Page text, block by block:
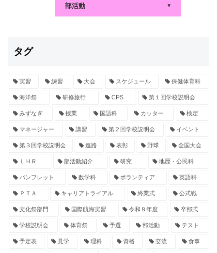
部活動 ▼
タグ
実習 練習 大会 スケジュール 保健体育科
海洋祭 研修旅行 CPS 第１回学校説明会
みずなぎ 授業 国語科 カッター 検定
マネージャー 講習 第２回学校説明会 イベント
第３回学校説明会 進路 表彰 野球 全国大会
ＬＨＲ 部活動紹介 研究 地歴・公民科
パンフレット 数学科 ボランティア 英語科
ＰＴＡ キャリアトライアル 終業式 公式戦
文化祭部門 国際航海実習 令和８年度 卒部式
学校説明会 体育祭 予選 部活動 テスト
予定表 見学 理科 資格 交流 食事